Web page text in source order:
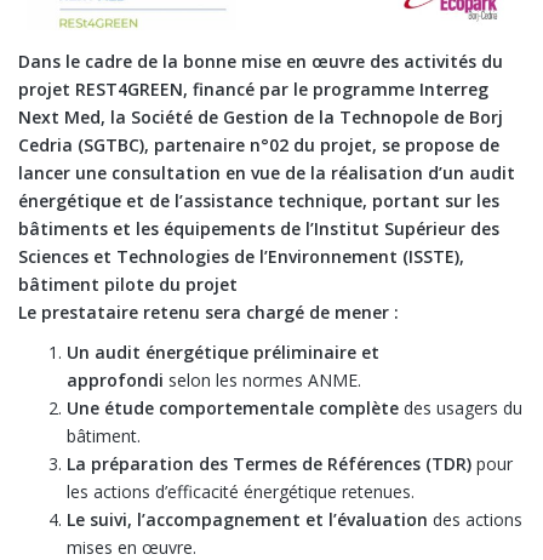
Dans le cadre de la bonne mise en œuvre des activités du
projet REST4GREEN, financé par le programme Interreg
Next Med, la Société de Gestion de la Technopole de Borj
Cedria (SGTBC), partenaire n°02 du projet, se propose de
lancer une consultation en vue de la réalisation d’un audit
énergétique et de l’assistance technique, portant sur les
bâtiments et les équipements de l’Institut Supérieur des
Sciences et Technologies de l’Environnement (ISSTE),
bâtiment pilote du projet
Le prestataire retenu sera chargé de mener :
Un audit énergétique préliminaire et
approfondi selon les normes ANME.
Une étude comportementale complète des usagers du
bâtiment.
La préparation des Termes de Références (TDR) pour
les actions d’efficacité énergétique retenues.
Le suivi, l’accompagnement et l’évaluation des actions
mises en œuvre.